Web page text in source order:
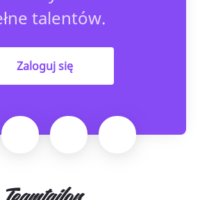
talentów.
Zaloguj się